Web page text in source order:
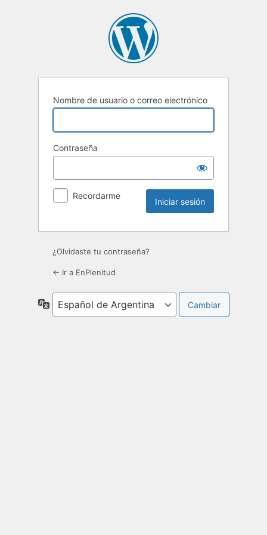
Nombre de usuario o correo electrónico
Contraseña
Recordarme
¿Olvidaste tu contraseña?
← Ir a EnPlenitud
Idioma